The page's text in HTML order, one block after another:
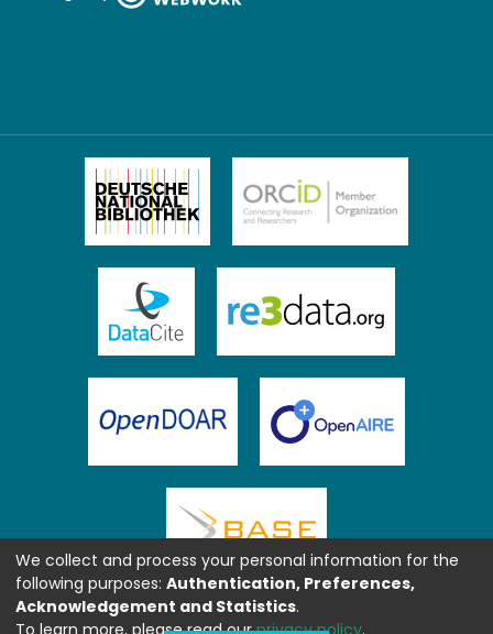
We collect and process your personal information for the
following purposes: Authentication, Preferences,
Acknowledgement and Statistics.
To learn more, please read ourprivacy policy.